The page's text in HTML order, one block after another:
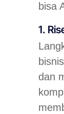
bisa
1.
dan